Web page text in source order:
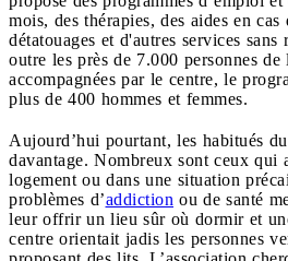
mois, des thérapies, des aides en
détatouages et d'autres services
outre les près de 7.000 personnes
accompagnées par le centre, le
plus de 400 hommes et femmes.
Aujourd’hui pourtant, les habitués
davantage. Nombreux sont ceux qui
logement ou dans une situation
problèmes d’addiction ou de santé
leur offrir un lieu sûr où dormir et
centre orientait jadis les personnes